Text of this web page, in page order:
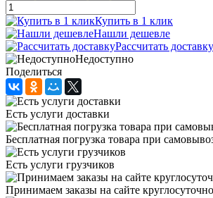
Купить в 1 клик
Нашли дешевле
Рассчитать доставку
Недоступно
Поделиться
Есть услуги доставки
Бесплатная погрузка товара при
Есть услуги грузчиков
Принимаем заказы на сайте круглосуточно